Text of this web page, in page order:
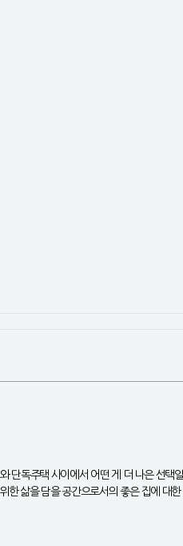
독주택 사이에서 어떤 게 더 나은 선
삶을 담을 공간으로서의 좋은 집에 대